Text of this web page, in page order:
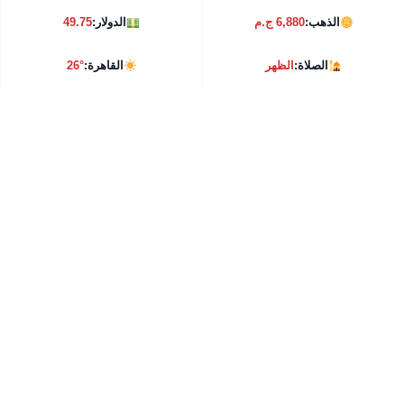
الذهب:6,880 ج.م الدولار:49.75
الصلاة:الظهر القاهرة:26°